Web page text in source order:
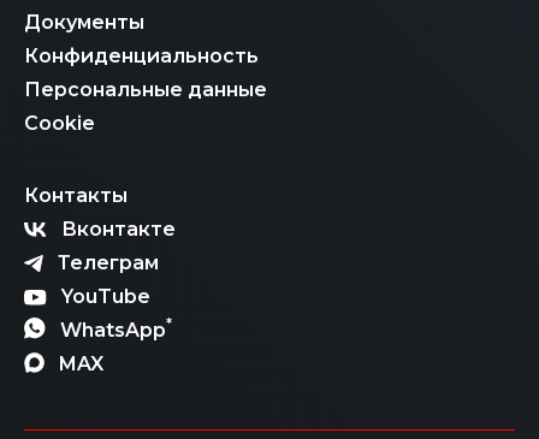
Документы
Конфиденциальность
Персональные данные
Cookie
Контакты
Вконтакте
Телеграм
YouTube
WhatsApp*
MAX